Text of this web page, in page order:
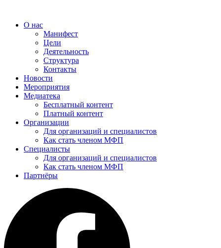
содержимому
О нас
Манифест
Цели
Деятельность
Структура
Контакты
Новости
Мероприятия
Медиатека
Бесплатный контент
Платный контент
Организации
Для организаций и специалистов
Как стать членом МФП
Специалисты
Для организаций и специалистов
Как стать членом МФП
Партнёры